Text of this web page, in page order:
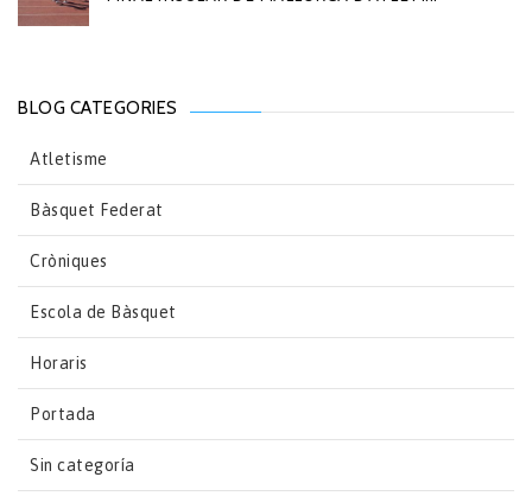
BLOG CATEGORIES
Atletisme
Bàsquet Federat
Cròniques
Escola de Bàsquet
Horaris
Portada
Sin categoría